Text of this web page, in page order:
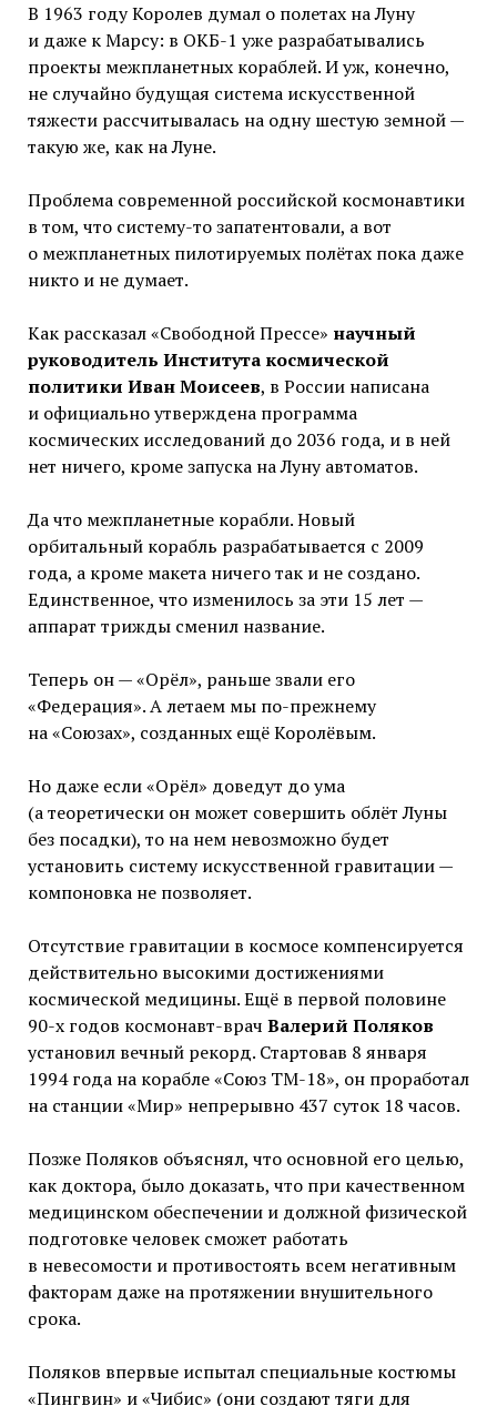
В 1963 году Королев думал о полетах на Луну
и даже к Марсу: в ОКБ-1 уже разрабатывались
проекты межпланетных кораблей. И уж, конечно,
не случайно будущая система искусственной
тяжести рассчитывалась на одну шестую земной —
такую же, как на Луне.
Проблема современной российской космонавтики
в том, что систему-то запатентовали, а вот
о межпланетных пилотируемых полётах пока даже
никто и не думает.
Как рассказал «Свободной Прессе» научный
руководитель Института космической
политики Иван Моисеев, в России написана
и официально утверждена программа
космических исследований до 2036 года, и в ней
нет ничего, кроме запуска на Луну автоматов.
Да что межпланетные корабли. Новый
орбитальный корабль разрабатывается с 2009
года, а кроме макета ничего так и не создано.
Единственное, что изменилось за эти 15 лет —
аппарат трижды сменил название.
Теперь он — «Орёл», раньше звали его
«Федерация». А летаем мы по-прежнему
на «Союзах», созданных ещё Королёвым.
Но даже если «Орёл» доведут до ума
(а теоретически он может совершить облёт Луны
без посадки), то на нем невозможно будет
установить систему искусственной гравитации —
компоновка не позволяет.
Отсутствие гравитации в космосе компенсируется
действительно высокими достижениями
космической медицины. Ещё в первой половине
90-х годов космонавт-врач Валерий Поляков
установил вечный рекорд. Стартовав 8 января
1994 года на корабле «Союз ТМ-18», он проработал
на станции «Мир» непрерывно 437 суток 18 часов.
Позже Поляков объяснял, что основной его целью,
как доктора, было доказать, что при качественном
медицинском обеспечении и должной физической
подготовке человек сможет работать
в невесомости и противостоять всем негативным
факторам даже на протяжении внушительного
срока.
Поляков впервые испытал специальные костюмы
«Пингвин» и «Чибис» (они создают тяги для